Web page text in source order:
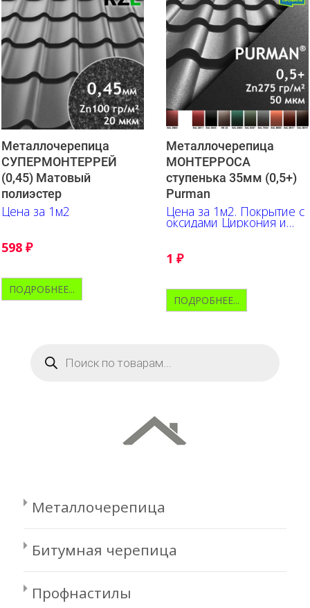
Металлочерепица
СУПЕРМОНТЕРРЕЙ
(0,45) Матовый
полиэстер
Цена за 1м2
598 ₽
ПОДРОБНЕЕ...
Металлочерепица
МОНТЕРРОСА
ступенька 35мм (0,5+)
Purman
Цена за 1м2. Покрытие с
оксидами Циркония и
Алюминия обеспечивает
цветоустойчивость
1 ₽
ПОДРОБНЕЕ...
товаров
Металлочерепица
Битумная черепица
Профнастилы